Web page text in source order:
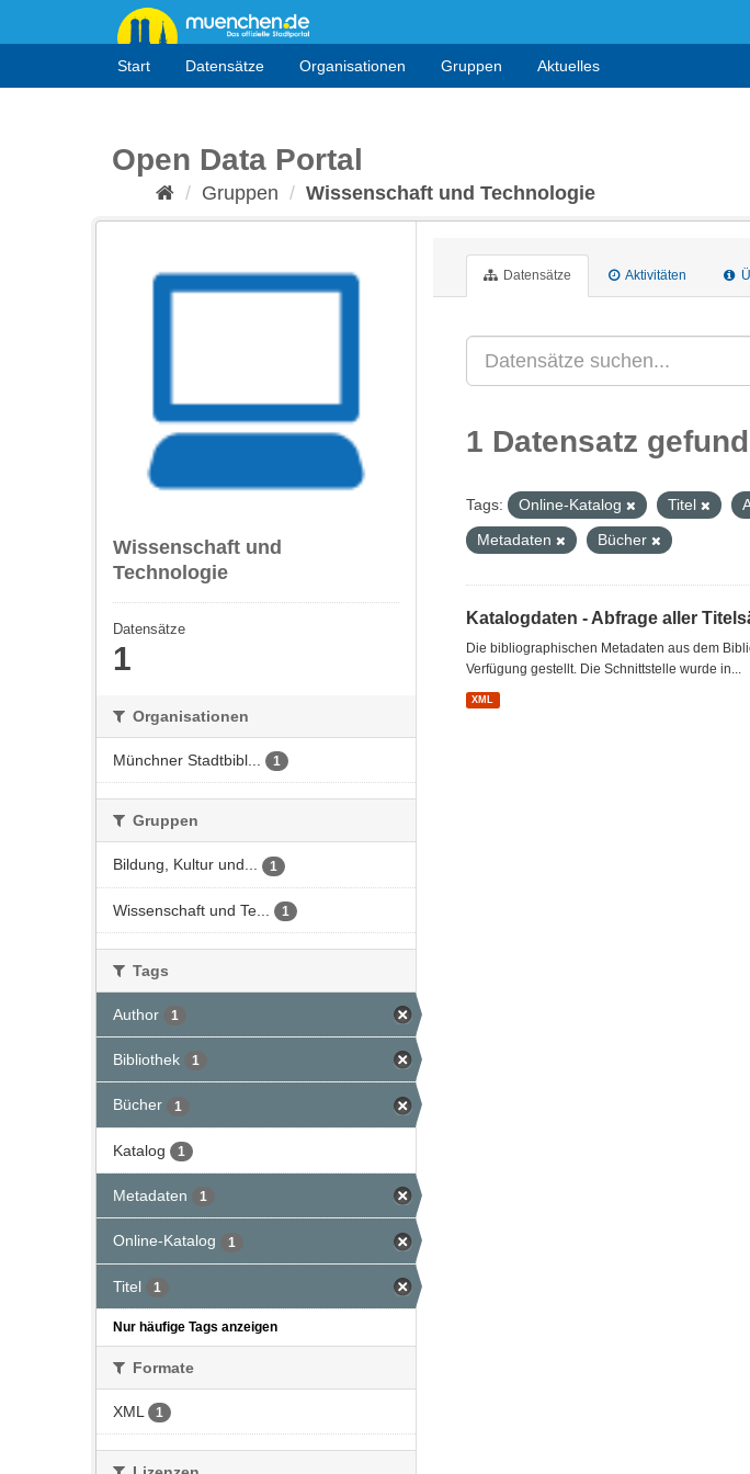
Start Datensätze Organisationen Gruppen Aktuelles
Open Data Portal
Gruppen Wissenschaft und Technologie
Wissenschaft und
Technologie
Datensätze
1
Organisationen
Münchner Stadtbibl... 1
Gruppen
Bildung, Kultur und... 1
Wissenschaft und Te... 1
Tags
Author 1
Bibliothek 1
Bücher 1
Katalog 1
Metadaten 1
Online-Katalog 1
Titel 1
Nur häufige Tags anzeigen
Formate
XML 1
Datensätze Aktivitäten
1 Datensatz
Tags: Online-Katalog Titel
Metadaten
Bücher
Katalogdaten - Abfrage aller
Die bibliographischen Metadaten aus dem
Verfügung gestellt. Die Schnittstelle wurde in...
XML